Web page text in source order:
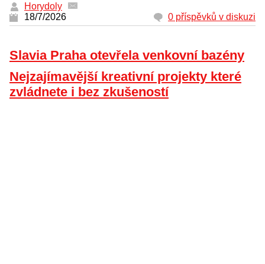
Horydoly
18/7/2026
0 příspěvků v diskuzi
Slavia Praha otevřela venkovní bazény
Nejzajímavější kreativní projekty které
zvládnete i bez zkušeností